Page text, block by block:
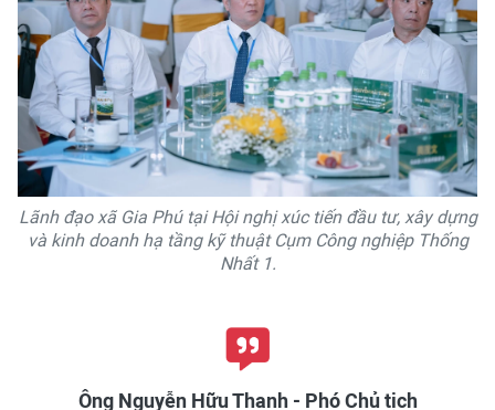
Lãnh đạo xã Gia Phú tại Hội nghị xúc tiến đầu tư, xây dựng
và kinh doanh hạ tầng kỹ thuật Cụm Công nghiệp Thống
Nhất 1.
Ông Nguyễn Hữu Thanh - Phó Chủ tịch